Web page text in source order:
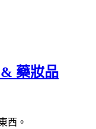
藥妝品
西。